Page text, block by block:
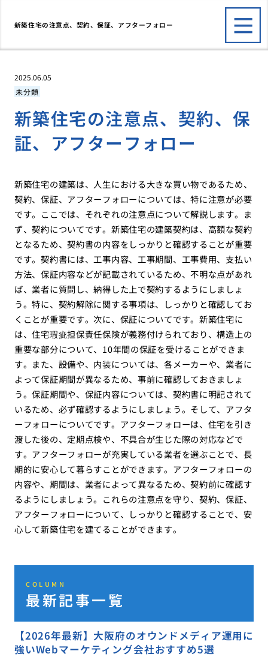
新築住宅の注意点、契約、保証、アフターフォロー
2025.06.05
未分類
新築住宅の注意点、契約、保
証、アフターフォロー
新築住宅の建築は、人生における大きな買い物であるため、
契約、保証、アフターフォローについては、特に注意が必要
です。ここでは、それぞれの注意点について解説します。ま
ず、契約についてです。新築住宅の建築契約は、高額な契約
となるため、契約書の内容をしっかりと確認することが重要
です。契約書には、工事内容、工事期間、工事費用、支払い
方法、保証内容などが記載されているため、不明な点があれ
ば、業者に質問し、納得した上で契約するようにしましょ
う。特に、契約解除に関する事項は、しっかりと確認してお
くことが重要です。次に、保証についてです。新築住宅に
は、住宅瑕疵担保責任保険が義務付けられており、構造上の
重要な部分について、10年間の保証を受けることができま
す。また、設備や、内装については、各メーカーや、業者に
よって保証期間が異なるため、事前に確認しておきましょ
う。保証期間や、保証内容については、契約書に明記されて
いるため、必ず確認するようにしましょう。そして、アフタ
ーフォローについてです。アフターフォローは、住宅を引き
渡した後の、定期点検や、不具合が生じた際の対応などで
す。アフターフォローが充実している業者を選ぶことで、長
期的に安心して暮らすことができます。アフターフォローの
内容や、期間は、業者によって異なるため、契約前に確認す
るようにしましょう。これらの注意点を守り、契約、保証、
アフターフォローについて、しっかりと確認することで、安
心して新築住宅を建てることができます。
COLUMN
最新記事一覧
【2026年最新】大阪府のオウンドメディア運用に
強いWebマーケティング会社おすすめ5選